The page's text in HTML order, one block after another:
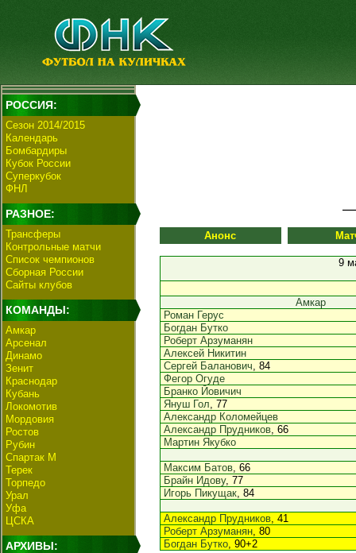
РОССИЯ:
Сезон 2014/2015
Календарь
Бомбардиры
Кубок России
Суперкубок
ФНЛ
РАЗНОЕ:
Трансферы
Контрольные матчи
Список чемпионов
Сборная России
Сайты клубов
КОМАНДЫ:
Амкар
Арсенал
Динамо
Зенит
Краснодар
Кубань
Локомотив
Мордовия
Ростов
Рубин
Спартак М
Терек
Торпедо
Урал
Уфа
ЦСКА
АРХИВЫ:
Анонс
9
Амкар
Роман Герус
Богдан Бутко
Роберт Арзуманян
Алексей Никитин
Сергей Баланович, 84
Фегор Огуде
Бранко Йовичич
Януш Гол, 77
Александр Коломейцев
Александр Прудников, 66
Мартин Якубко
Максим Батов, 66
Брайн Идову, 77
Игорь Пикущак, 84
Александр Прудников, 41
Роберт Арзуманян, 80
Богдан Бутко, 90+2